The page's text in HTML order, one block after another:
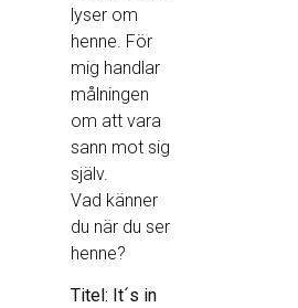
lyser om
henne. För
mig handlar
målningen
om att vara
sann mot sig
själv.
Vad känner
du när du ser
henne?
Titel: It´s in